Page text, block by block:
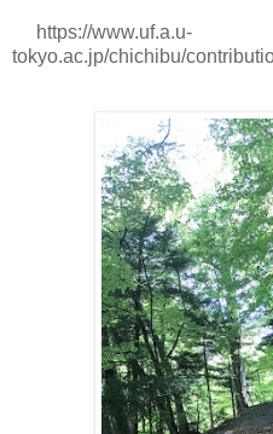
https://www.uf.a.u-
tokyo.ac.jp/chichibu/